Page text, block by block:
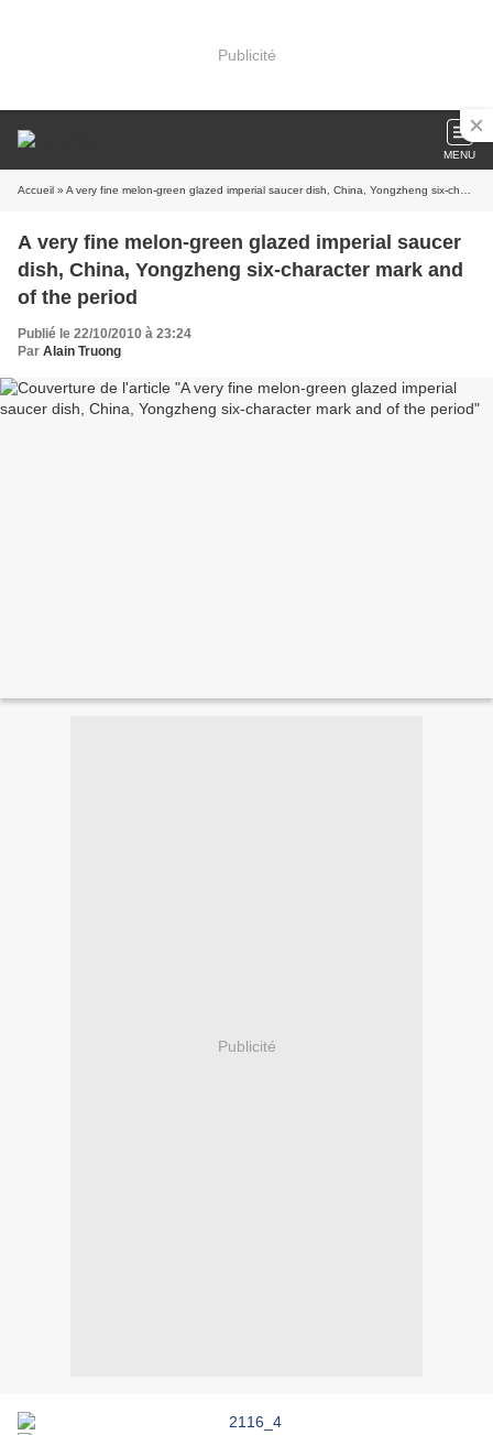
Publicité
MENU
Accueil » A very fine melon-green glazed imperial saucer dish, China, Yongzheng six-character mark and of the period
A very fine melon-green glazed imperial saucer
dish, China, Yongzheng six-character mark and
of the period
Publié le 22/10/2010 à 23:24
Par Alain Truong
Publicité